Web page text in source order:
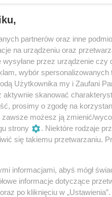
partnerów oraz inne
na urządzeniu oraz
przez urządzenie czy
wybór
Użytkownika my i Zaufani
aktywnie skanować
prosimy o zgodę na
zawsze możesz ją zmienić/
strony
. Niektóre rodzaje
się takiemu przetwarzaniu.
informacjami, abyś mógł
informacje dotyczące
po kliknięciu w „Ustawienia”.